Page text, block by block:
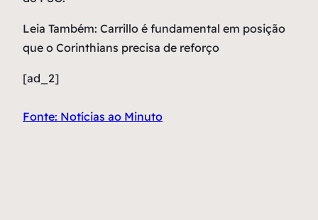
Leia Também: Carrillo é fundamental em posição
que o Corinthians precisa de reforço
[ad_2]
Fonte: Notícias ao Minuto